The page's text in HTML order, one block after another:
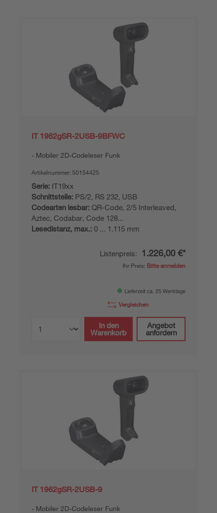
IT 1962gSR-2USB-9BFWC
Mobiler 2D-Codeleser Funk
Artikelnummer: 50154425
Serie: IT19xx
Schnittstelle: PS/2, RS 232, USB
Codearten lesbar: QR-Code, 2/5 Interleaved,
Aztec, Codabar, Code 128...
Lesedistanz, max.: 0 ... 1.115 mm
Listenpreis: 1.226,00 €*
Ihr Preis: Bitte anmelden
Lieferzeit ca. 25 Werktage
Vergleichen
In den
Warenkorb
Angebot
anfordern
IT 1962gSR-2USB-9
Mobiler 2D-Codeleser Funk